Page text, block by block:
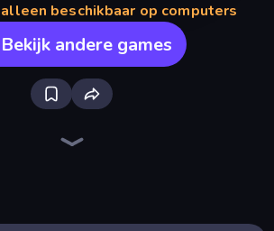
beschikbaar op computers
Bekijk andere games